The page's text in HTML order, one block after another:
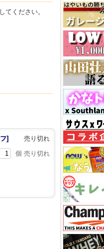
てください。
] 売り切れ
個 売り切れ